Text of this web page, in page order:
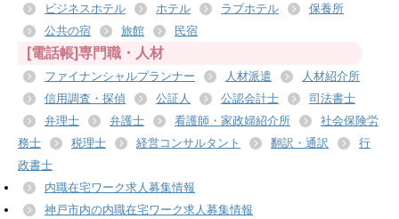
ビジネスホテル ホテル ラブホテル
保養所
公共の宿
旅館 民宿
[電話帳]専門職・人材
ファイナンシャルプランナー 人材派遣
人材紹介所
信用調査・探偵
公証人 公認会計士
司法書士
弁理士
弁護士 看護師・家政婦紹介所
社会保険労
務士
税理士 経営コンサルタント 翻訳・通訳
行
政書士
内職在宅ワーク求人募集情報
神戸市内の内職在宅ワーク求人募集情報